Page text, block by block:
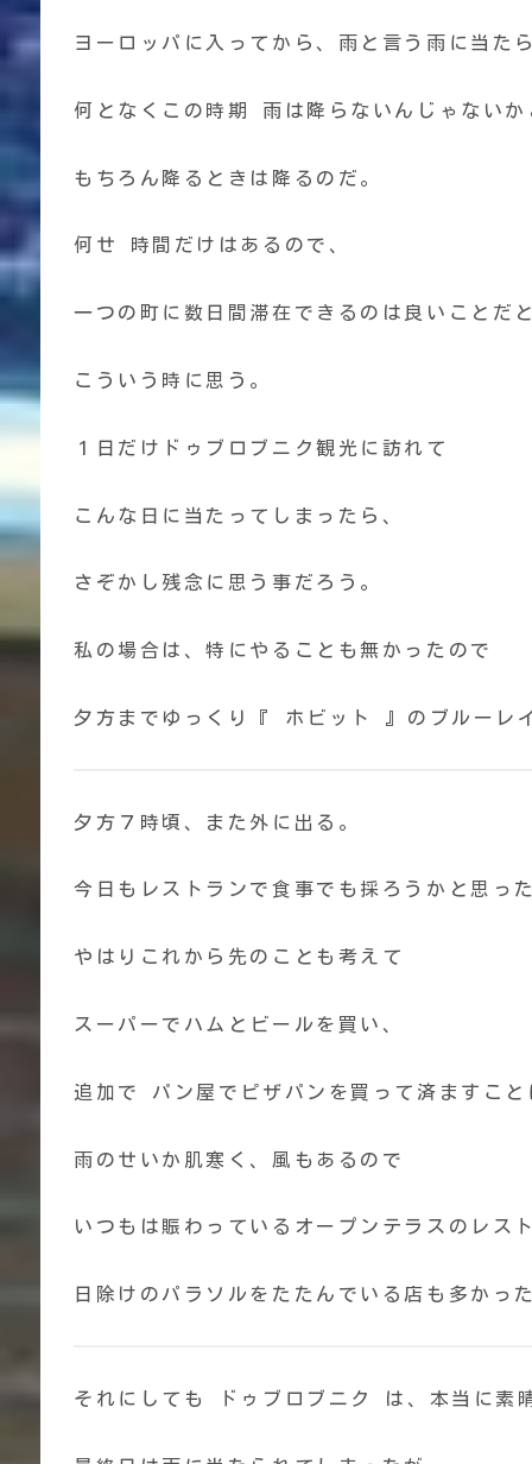
ヨーロッパに入ってから、雨と言う雨に当た
何となくこの時期 雨は降らないんじゃない
もちろん降るときは降るのだ。
何せ 時間だけはあるので、
一つの町に数日間滞在できるのは良いことだ
こういう時に思う。
１日だけドゥブロブニク観光に訪れて
こんな日に当たってしまったら、
さぞかし残念に思う事だろう。
私の場合は、特にやることも無かったので
夕方までゆっくり『 ホビット 』のブルーレ
夕方７時頃、また外に出る。
今日もレストランで食事でも採ろうかと思っ
やはりこれから先のことも考えて
スーパーでハムとビールを買い、
追加で パン屋でピザパンを買って済ますこと
雨のせいか肌寒く、風もあるので
いつもは賑わっているオープンテラスのレス
日除けのパラソルをたたんでいる店も多かっ
それにしても ドゥブロブニク は、本当に素